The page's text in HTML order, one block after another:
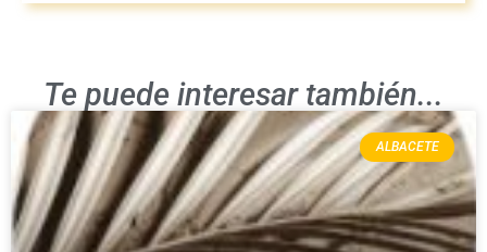
Te puede interesar también...
ALBACETE